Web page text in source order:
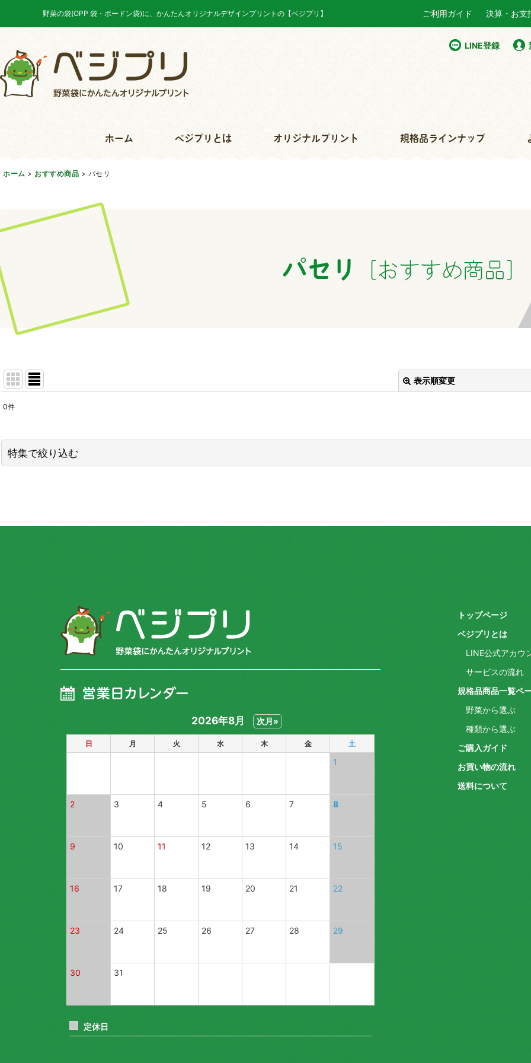
野菜の袋(OPP 袋・ボードン袋)に、かんたんオリジナルデザインプリントの【ベジプリ】 ご利用ガイド 決算・お支
LINE登録
ホーム ベジプリとは オリジナルプリント 規格品ラインナップ
ホーム > おすすめ商品 > パセリ
パセリ おすすめ商品
表示順変更
並び順 :
0件
特集で絞り込む
2026年8月 次月»
日 月 火 水 木 金 土
1
2 3 4 5 6 7 8
9 10 11 12 13 14 15
16 17 18 19 20 21 22
23 24 25 26 27 28 29
30 31
定休日
トップページ
ベジプリとは
LINE公式アカウ
サービスの流れ
規格品商品一覧ペ
野菜から選ぶ
種類から選ぶ
ご購入ガイド
お買い物の流れ
送料について